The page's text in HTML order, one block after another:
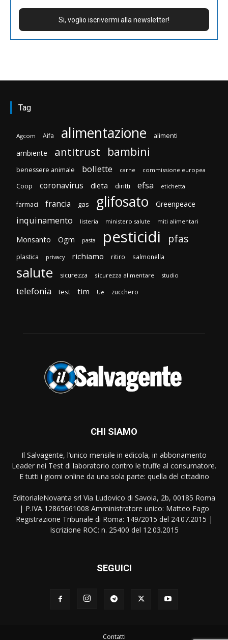
Tag
Agcom Aifa alimentazione alimenti
ambiente antitrust bambini
benessere animale bollette carne commissione europea
Coop coronavirus dieta diritti efsa etichetta
farmaci francia gas glifosato Greenpeace
inquinamento listeria ministero salute miti alimentari
Monsanto Ogm pasta pesticidi pfas
plastica privacy richiamo ritiro salmonella
salute sicurezza sicurezza alimentare studio
telefonia test tim Ue zucchero
CHI SIAMO
Il Salvagente, l’unico mensile in edicola, in abbonamento
Leader nei Test di laboratorio contro le truffe al consumatore.
E tutti i giorni online da una sola parte: quella del cittadino
EditorialeNovanta srl Via Ludovico di Savoia, 2b, 00185 Roma
| P.IVA 12865661008 Amministratore unico: Matteo Fago
Registrazione Tribunale di Roma: 149/2015 del 24.07.2015 |
Iscrizione ROC: n. 25400 del 12.03.2015
SEGUICI
Contatti